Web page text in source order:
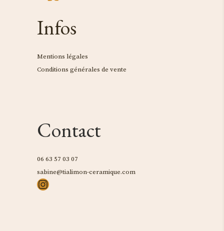
Infos
Mentions légales
Conditions générales de vente
Contact
06 63 57 03 07
sabine@tialimon-ceramique.com
Instagram